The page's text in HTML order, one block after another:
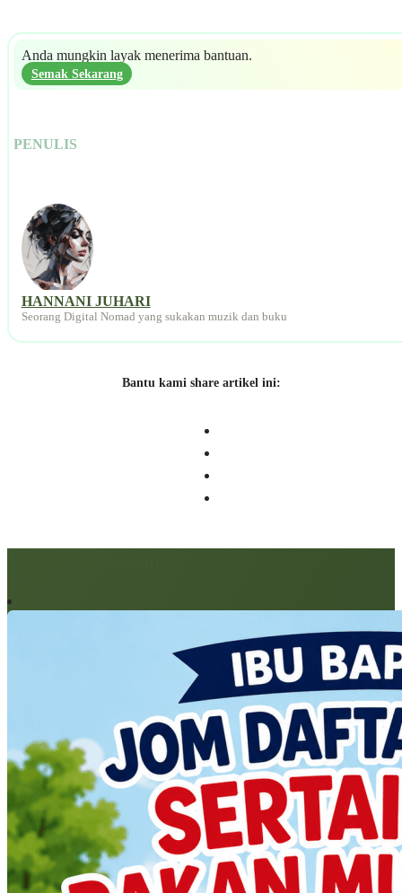
Anda mungkin layak menerima bantuan.
Semak Sekarang
PENULIS
HANNANI JUHARI
Seorang Digital Nomad yang sukakan muzik dan buku
Bantu kami share artikel ini: